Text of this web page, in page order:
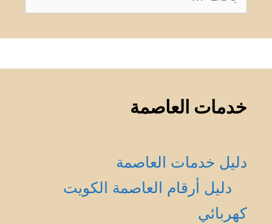
عن:
خدمات العاصمة
دليل خدمات العاصمة
دليل أرقام العاصمة الكويت
كهربائي